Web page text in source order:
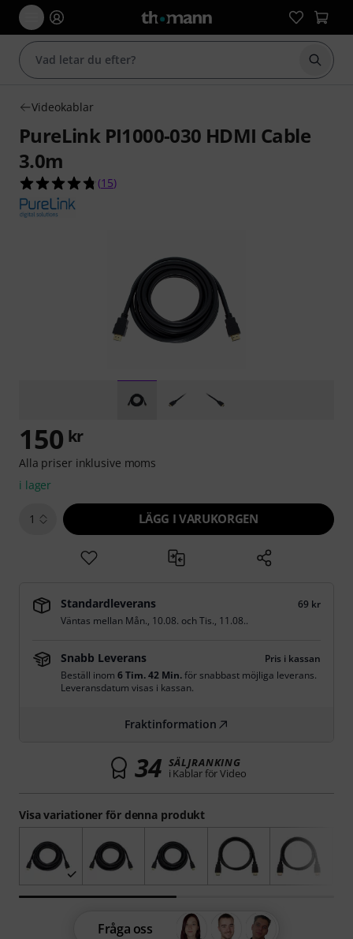
Börja
Videokablar
PureLink PI1000-030 HDMI Cable
3.0m
4.7 av 5 stjärnor från 15 kundbetyg
(15)
Visa variationer för denna produkt
150 kr
Alla priser inklusive moms
i lager
1 LÄGG I VARUKORGEN
Standardleverans
69 kr
Väntas mellan Mån., 10.08. ochTis., 11.08..
Snabb Leverans
Pris i kassan
Beställ inom 6 Tim. 42 Min.för snabbast möjliga leverans.
Leveransdatum visas i kassan.
Fraktinformation
34 SÄLJRANKING
i Kablar för Video
Fråga oss